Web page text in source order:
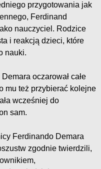
przygotowania jak
Ferdinand
nauczyciel. Rodzice
i reakcją dzieci, które
nauki.
oczarował całe
mu też przybierać kolejne
wcześniej do
sam.
Ferdinando Demara
zgodnie twierdzili,